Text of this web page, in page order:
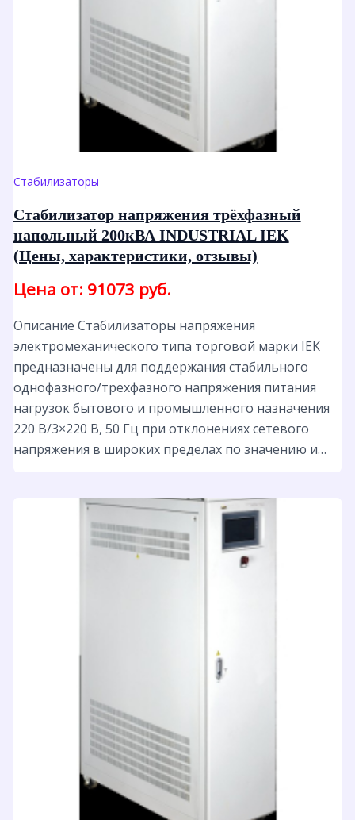
Стабилизаторы
Стабилизатор напряжения трёхфазный
напольный 200кВА INDUSTRIAL IEK
(Цены, характеристики, отзывы)
Цена от: 91073 руб.
Описание Стабилизаторы напряжения
электромеханического типа торговой марки IEK
предназначены для поддержания стабильного
однофазного/трехфазного напряжения питания
нагрузок бытового и промышленного назначения
220 B/3×220 В, 50 Гц при отклонениях сетевого
напряжения в широких пределах по значению и…